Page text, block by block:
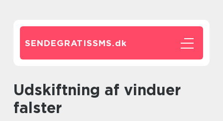
SENDEGRATISSMS.dk
udskiftning af vinduer
falster